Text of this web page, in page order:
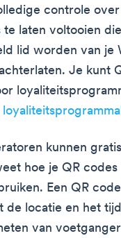
controle
te laten voltooien
lid worden van je
Je kunt
kunnen
hoe je QR
Een QR
de locatie en het
van